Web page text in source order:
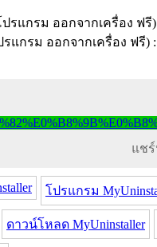
แชร์
โปรแกรม
ดาวน์โหลด MyUninstaller